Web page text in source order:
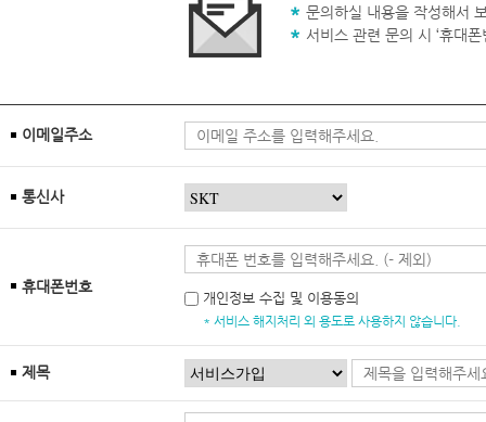
문의하실 내용을 작성해서
서비스 관련 문의 시 ‘휴대
이메일주소
통신사
휴대폰번호
개인정보 수집 및 이용동의
* 서비스 해지처리 외 용도로 사용하지 않습니다.
제목